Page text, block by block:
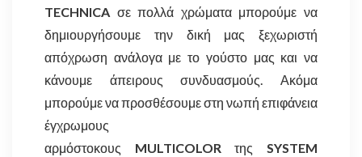
TECHNICA σε πολλά χρώματα μπορούμε να
δημιουργήσουμε την δική μας ξεχωριστή
απόχρωση ανάλογα με το γούστο μας και να
κάνουμε άπειρους συνδυασμούς. Ακόμα
μπορούμε να προσθέσουμε στη νωπή επιφάνεια
έγχρωμους
αρμόστοκους MULTICOLORτης SYSTEM